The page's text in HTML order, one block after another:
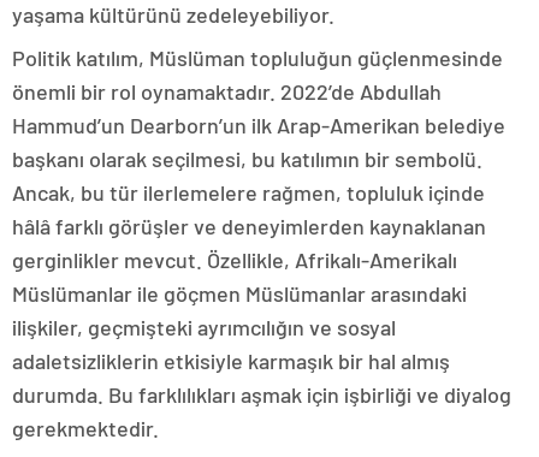
yaşama kültürünü zedeleyebiliyor.
Politik katılım, Müslüman topluluğun güçlenmesinde
önemli bir rol oynamaktadır. 2022’de Abdullah
Hammud’un Dearborn’un ilk Arap-Amerikan belediye
başkanı olarak seçilmesi, bu katılımın bir sembolü.
Ancak, bu tür ilerlemelere rağmen, topluluk içinde
hâlâ farklı görüşler ve deneyimlerden kaynaklanan
gerginlikler mevcut. Özellikle, Afrikalı-Amerikalı
Müslümanlar ile göçmen Müslümanlar arasındaki
ilişkiler, geçmişteki ayrımcılığın ve sosyal
adaletsizliklerin etkisiyle karmaşık bir hal almış
durumda. Bu farklılıkları aşmak için işbirliği ve diyalog
gerekmektedir.